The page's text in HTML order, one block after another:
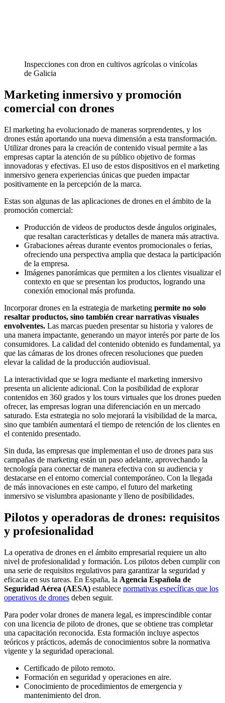
Inspecciones con dron en cultivos agrícolas o vinícolas
de Galicia
Marketing inmersivo y promoción
comercial con drones
El marketing ha evolucionado de maneras sorprendentes, y los
drones están aportando una nueva dimensión a esta transformación.
Utilizar drones para la creación de contenido visual permite a las
empresas captar la atención de su público objetivo de formas
innovadoras y efectivas. El uso de estos dispositivos en el marketing
inmersivo genera experiencias únicas que pueden impactar
positivamente en la percepción de la marca.
Estas son algunas de las aplicaciones de drones en el ámbito de la
promoción comercial:
Producción de videos de productos desde ángulos originales,
que resaltan características y detalles de manera más atractiva.
Grabaciones aéreas durante eventos promocionales o ferias,
ofreciendo una perspectiva amplia que destaca la participación
de la empresa.
Imágenes panorámicas que permiten a los clientes visualizar el
contexto en que se presentan los productos, logrando una
conexión emocional más profunda.
Incorporar drones en la estrategia de marketing permite no solo
resaltar productos, sino también crear narrativas visuales
envolventes. Las marcas pueden presentar su historia y valores de
una manera impactante, generando un mayor interés por parte de los
consumidores. La calidad del contenido obtenido es fundamental, ya
que las cámaras de los drones ofrecen resoluciones que pueden
elevar la calidad de la producción audiovisual.
La interactividad que se logra mediante el marketing inmersivo
presenta un aliciente adicional. Con la posibilidad de explorar
contenidos en 360 grados y los tours virtuales que los drones pueden
ofrecer, las empresas logran una diferenciación en un mercado
saturado. Esta estrategia no solo mejorará la visibilidad de la marca,
sino que también aumentará el tiempo de retención de los clientes en
el contenido presentado.
Sin duda, las empresas que implementan el uso de drones para sus
campañas de marketing están un paso adelante, aprovechando la
tecnología para conectar de manera efectiva con su audiencia y
destacarse en el entorno comercial contemporáneo. Con la llegada
de más innovaciones en este campo, el futuro del marketing
inmersivo se vislumbra apasionante y lleno de posibilidades.
Pilotos y operadoras de drones: requisitos
y profesionalidad
La operativa de drones en el ámbito empresarial requiere un alto
nivel de profesionalidad y formación. Los pilotos deben cumplir con
una serie de requisitos regulativos para garantizar la seguridad y
eficacia en sus tareas. En España, la Agencia Española de
Seguridad Aérea (AESA) establece normativas específicas que los
operativos de drones deben seguir.
Para poder volar drones de manera legal, es imprescindible contar
con una licencia de piloto de drones, que se obtiene tras completar
una capacitación reconocida. Esta formación incluye aspectos
teóricos y prácticos, además de conocimientos sobre la normativa
vigente y la seguridad operacional.
Certificado de piloto remoto.
Formación en seguridad y operaciones en aire.
Conocimiento de procedimientos de emergencia y
mantenimiento del dron.